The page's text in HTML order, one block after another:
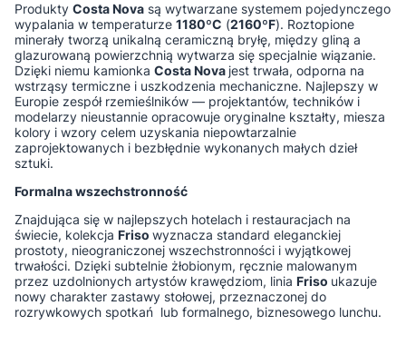
Produkty Costa Nova są wytwarzane systemem pojedynczego
wypalania w temperaturze 1180ºC (2160ºF). Roztopione
minerały tworzą unikalną ceramiczną bryłę, między gliną a
glazurowaną powierzchnią wytwarza się specjalnie wiązanie.
Dzięki niemu kamionka Costa Nova jest trwała, odporna na
wstrząsy termiczne i uszkodzenia mechaniczne. Najlepszy w
Europie zespół rzemieślników — projektantów, techników i
modelarzy nieustannie opracowuje oryginalne kształty, miesza
kolory i wzory celem uzyskania niepowtarzalnie
zaprojektowanych i bezbłędnie wykonanych małych dzieł
sztuki.
Formalna wszechstronność
Znajdująca się w najlepszych hotelach i restauracjach na
świecie, kolekcja Friso wyznacza standard eleganckiej
prostoty, nieograniczonej wszechstronności i wyjątkowej
trwałości. Dzięki subtelnie żłobionym, ręcznie malowanym
przez uzdolnionych artystów krawędziom, linia Friso ukazuje
nowy charakter zastawy stołowej, przeznaczonej do
rozrywkowych spotkań lub formalnego, biznesowego lunchu.